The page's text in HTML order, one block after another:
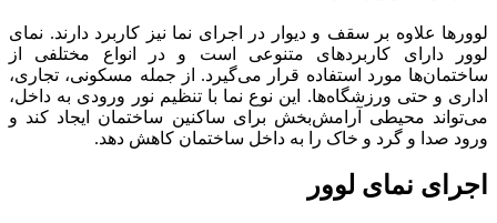
لوورها علاوه بر سقف و دیوار در اجرای نما نیز کاربرد دارند. نمای
لوور دارای کاربردهای متنوعی است و در انواع مختلفی از
ساختمان‌ها مورد استفاده قرار می‌گیرد. از جمله مسکونی، تجاری،
اداری و حتی ورزشگاه‌ها. این نوع نما با تنظیم نور ورودی به داخل،
می‌تواند محیطی آرامش‌بخش برای ساکنین ساختمان ایجاد کند و
ورود صدا و گرد و خاک را به داخل ساختمان کاهش دهد.
اجرای نمای لوور